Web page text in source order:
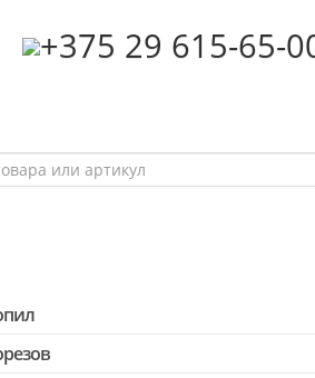
‎+375 29 615-65-
Stihl